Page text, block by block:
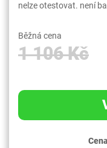
nelze otestovat. není
Běžná cena
1 106 Kč